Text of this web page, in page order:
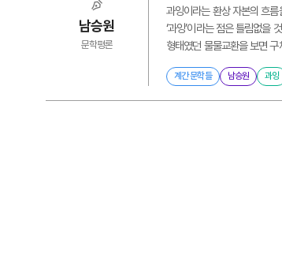
남승원
문학평론
과잉이라는 환상 자본의 흐
‘과잉’이라는 점은 틀림없을
형태였던 물물교환을 보면
계간 문학들 남승원 과잉